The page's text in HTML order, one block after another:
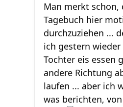
Man merkt schon,
Tagebuch hier
durchzuziehen ...
ich gestern
Tochter eis essen
andere Richtung
laufen ... aber ich
was berichten,